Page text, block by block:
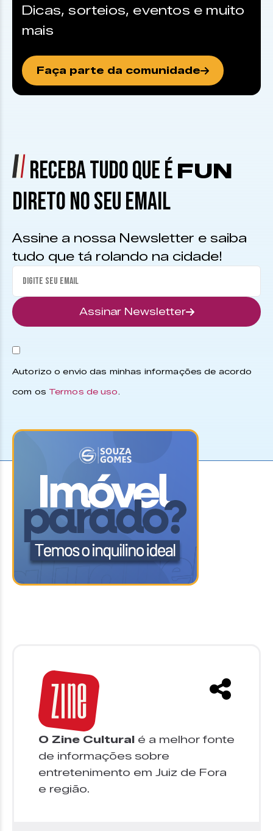
Dicas, sorteios, eventos e muito
mais
Faça parte da comunidade
RECEBA TUDO QUE É FUN
DIRETO NO SEU EMAIL
Assine a nossa Newsletter e saiba
tudo que tá rolando na cidade!
Assinar Newsletter
Autorizo o envio das minhas informações de acordo
com os Termos de uso.
O Zine Cultural é a melhor fonte
de informações sobre
entretenimento em Juiz de Fora
e região.